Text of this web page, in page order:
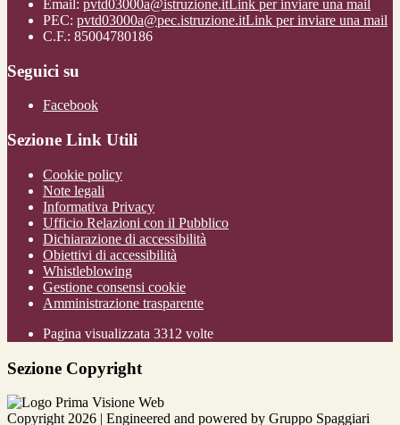
Email: pvtd03000a@istruzione.itLink per inviare una mail
PEC: pvtd03000a@pec.istruzione.itLink per inviare una mail
C.F.: 85004780186
Seguici su
Facebook
Sezione Link Utili
Cookie policy
Note legali
Informativa Privacy
Ufficio Relazioni con il Pubblico
Dichiarazione di accessibilità
Obiettivi di accessibilità
Whistleblowing
Gestione consensi cookie
Amministrazione trasparente
Pagina visualizzata 3312 volte
Sezione Copyright
Copyright 2026 | Engineered and powered by Gruppo Spaggiari